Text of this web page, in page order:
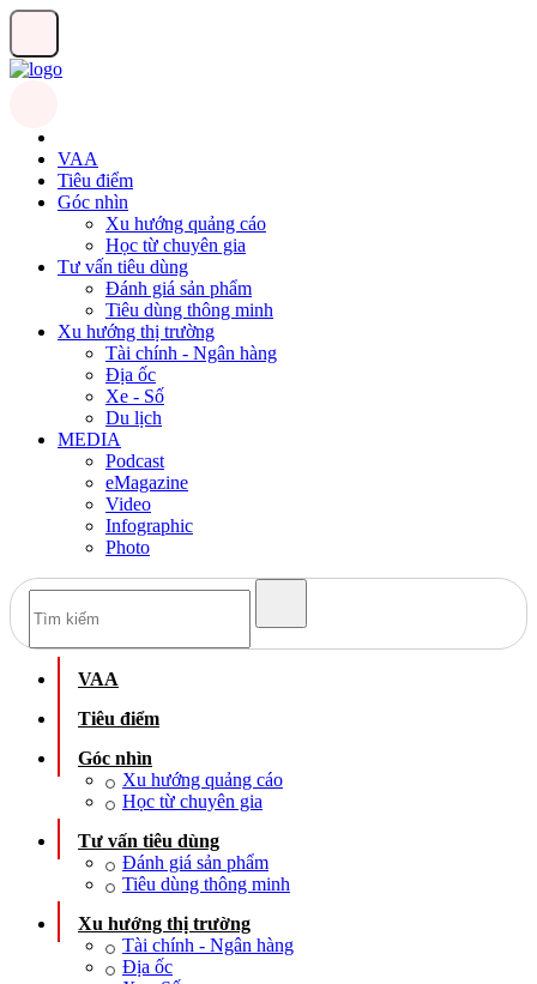
VAA
Tiêu điểm
Góc nhìn
Xu hướng quảng cáo
Học từ chuyên gia
Tư vấn tiêu dùng
Đánh giá sản phẩm
Tiêu dùng thông minh
Xu hướng thị trường
Tài chính - Ngân hàng
Địa ốc
Xe - Số
Du lịch
MEDIA
Podcast
eMagazine
Video
Infographic
Photo
VAA
Tiêu điểm
Góc nhìn
Xu hướng quảng cáo
Học từ chuyên gia
Tư vấn tiêu dùng
Đánh giá sản phẩm
Tiêu dùng thông minh
Xu hướng thị trường
Tài chính - Ngân hàng
Địa ốc